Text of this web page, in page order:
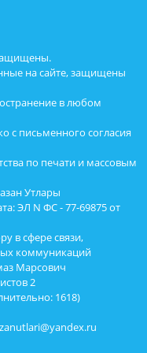
на сайте, защищены
в любом
с письменного согласия
по печати и массовым
Утлары
ЭЛ N ФС - 77-69875 от
в сфере связи,
коммуникаций
Марсович
2
1618)